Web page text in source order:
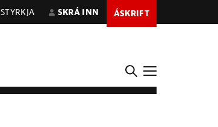
STYRKJA SKRÁ INN ÁSKRIFT